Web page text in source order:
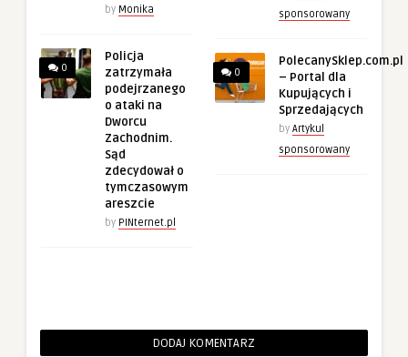
by Monika
0
Policja
zatrzymała
podejrzanego
o ataki na
Dworcu
Zachodnim.
Sąd
zdecydował o
tymczasowym
areszcie
by PINternet.pl
sponsorowany
0
PolecanySklep.com.pl
– Portal dla
Kupujących i
Sprzedających
by Artykul
sponsorowany
DODAJ KOMENTARZ